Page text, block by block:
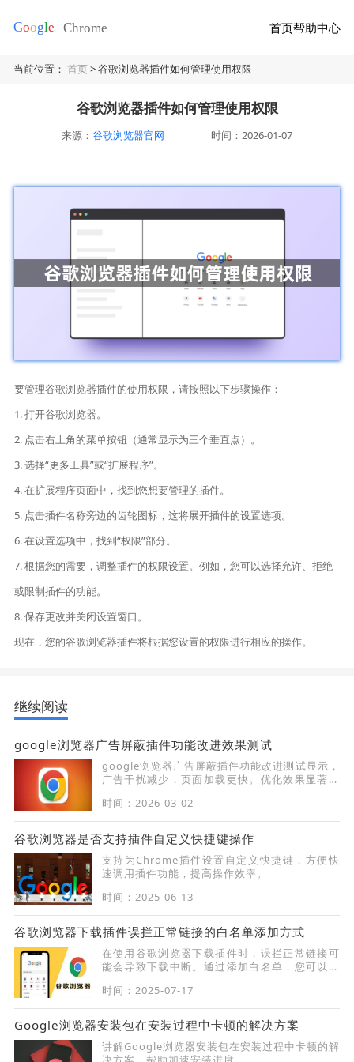
首页帮助中心
当前位置：首页> 谷歌浏览器插件如何管理使用权限
谷歌浏览器插件如何管理使用权限
来源： 谷歌浏览器官网 时间：2026-01-07
要管理谷歌浏览器插件的使用权限，请按照以下步骤操作：
1. 打开谷歌浏览器。
2. 点击右上角的菜单按钮（通常显示为三个垂直点）。
3. 选择“更多工具”或“扩展程序”。
4. 在扩展程序页面中，找到您想要管理的插件。
5. 点击插件名称旁边的齿轮图标，这将展开插件的设置选项。
6. 在设置选项中，找到“权限”部分。
7. 根据您的需要，调整插件的权限设置。例如，您可以选择允许、拒绝
或限制插件的功能。
8. 保存更改并关闭设置窗口。
现在，您的谷歌浏览器插件将根据您设置的权限进行相应的操作。
继续阅读
google浏览器广告屏蔽插件功能改进效果测试
google浏览器广告屏蔽插件功能改进测试显示，
广告干扰减少，页面加载更快。优化效果显著改
时间：2026-03-02
谷歌浏览器是否支持插件自定义快捷键操作
支持为Chrome插件设置自定义快捷键，方便快
速调用插件功能，提高操作效率。
时间：2025-06-13
谷歌浏览器下载插件误拦正常链接的白名单添加方式
在使用谷歌浏览器下载插件时，误拦正常链接可
能会导致下载中断。通过添加白名单，您可以解
本文将为您提供详细步骤。
时间：2025-07-17
Google浏览器安装包在安装过程中卡顿的解决方案
讲解Google浏览器安装包在安装过程中卡顿的解